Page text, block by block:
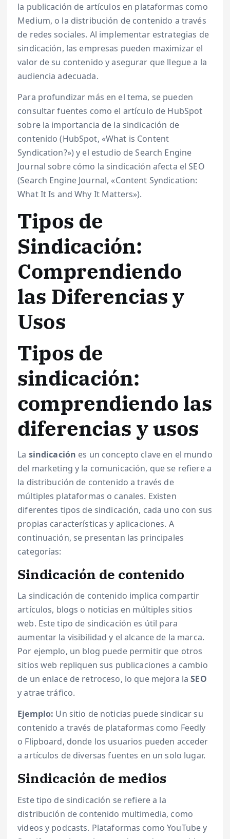
la publicación de artículos en plataformas como
Medium, o la distribución de contenido a través
de redes sociales. Al implementar estrategias de
sindicación, las empresas pueden maximizar el
valor de su contenido y asegurar que llegue a la
audiencia adecuada.
Para profundizar más en el tema, se pueden
consultar fuentes como el artículo de HubSpot
sobre la importancia de la sindicación de
contenido (HubSpot, «What is Content
Syndication?») y el estudio de Search Engine
Journal sobre cómo la sindicación afecta el SEO
(Search Engine Journal, «Content Syndication:
What It Is and Why It Matters»).
Tipos de
Sindicación:
Comprendiendo
las Diferencias y
Usos
Tipos de
sindicación:
comprendiendo las
diferencias y usos
La sindicación es un concepto clave en el mundo
del marketing y la comunicación, que se refiere a
la distribución de contenido a través de
múltiples plataformas o canales. Existen
diferentes tipos de sindicación, cada uno con sus
propias características y aplicaciones. A
continuación, se presentan las principales
categorías:
Sindicación de contenido
La sindicación de contenido implica compartir
artículos, blogs o noticias en múltiples sitios
web. Este tipo de sindicación es útil para
aumentar la visibilidad y el alcance de la marca.
Por ejemplo, un blog puede permitir que otros
sitios web repliquen sus publicaciones a cambio
de un enlace de retroceso, lo que mejora laSEO
y atrae tráfico.
Ejemplo: Un sitio de noticias puede sindicar su
contenido a través de plataformas como Feedly
o Flipboard, donde los usuarios pueden acceder
a artículos de diversas fuentes en un solo lugar.
Sindicación de medios
Este tipo de sindicación se refiere a la
distribución de contenido multimedia, como
videos y podcasts. Plataformas como YouTube y